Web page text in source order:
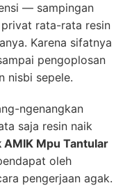
— sampingan
rata-rata resin
Karena sifatnya
pengoplosan
nisbi sepele.
ngenangkan
saja resin naik
Mpu Tantular
oleh
pengerjaan agak.